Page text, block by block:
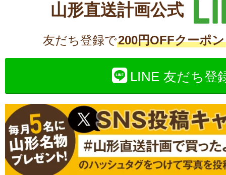
山形直送計画公式
友だち登録で200円OFFクーポン
LINE 友だち登